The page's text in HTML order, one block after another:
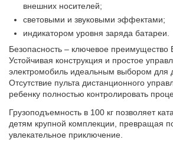
внешних носителей;
световыми и звуковыми эффектами;
индикатором уровня заряда батареи.
Безопасность – ключевое преимущество
Устойчивая конструкция и простое
электромобиль идеальным выбором для
Отсутствие пульта дистанционного
ребенку полностью контролировать
Грузоподъемность в 100 кг позволяет
детям крупной комплекции, превращая
увлекательное приключение.